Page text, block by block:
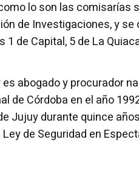
lo son las comisarías
de Investigaciones, y
1 de Capital, 5 de La
abogado y procurador
de Córdoba en el año
Jujuy durante quince
de Seguridad en